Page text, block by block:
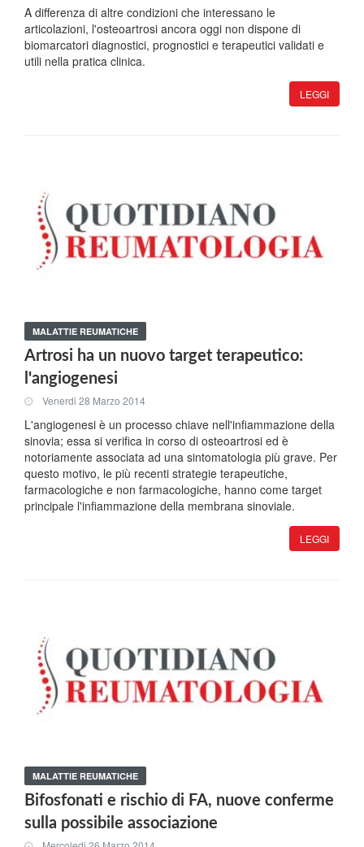
A differenza di altre condizioni che interessano le
articolazioni, l'osteoartrosi ancora oggi non dispone di
biomarcatori diagnostici, prognostici e terapeutici validati e
utili nella pratica clinica.
LEGGI
MALATTIE REUMATICHE
Artrosi ha un nuovo target terapeutico:
l'angiogenesi
Venerdi 28 Marzo 2014
L'angiogenesi è un processo chiave nell'infiammazione della
sinovia; essa si verifica in corso di osteoartrosi ed è
notoriamente associata ad una sintomatologia più grave. Per
questo motivo, le più recenti strategie terapeutiche,
farmacologiche e non farmacologiche, hanno come target
principale l'infiammazione della membrana sinoviale.
LEGGI
MALATTIE REUMATICHE
Bifosfonati e rischio di FA, nuove conferme
sulla possibile associazione